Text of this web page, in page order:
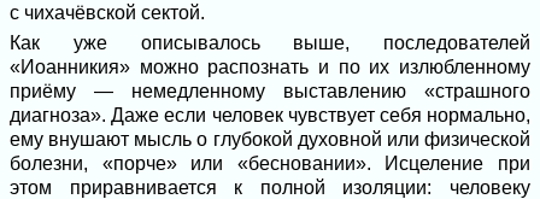
с чихачёвской сектой.
Как уже описывалось выше, последователей
«Иоанникия» можно распознать и по их излюбленному
приёму — немедленному выставлению «страшного
диагноза». Даже если человек чувствует себя нормально,
ему внушают мысль о глубокой духовной или физической
болезни, «порче» или «бесновании». Исцеление при
этом приравнивается к полной изоляции: человеку